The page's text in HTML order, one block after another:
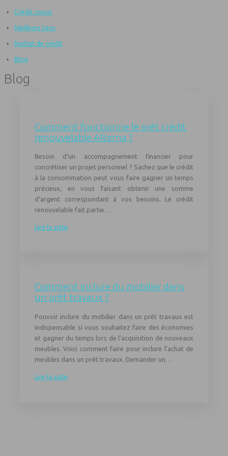
Crédit conso
Meilleurs taux
Rachat de crédit
Blog
Blog
Comment fonctionne le prêt crédit
renouvelable Alterna ?
Besoin d’un accompagnement financier pour
concrétiser un projet personnel ? Sachez que le crédit
à la consommation peut vous faire gagner un temps
précieux, en vous faisant obtenir une somme
d’argent correspondant à vos besoins. Le crédit
renouvelable fait partie…
Lire la suite
Comment inclure du mobilier dans
un prêt travaux ?
Pouvoir inclure du mobilier dans un prêt travaux est
indispensable si vous souhaitez faire des économies
et gagner du temps lors de l’acquisition de nouveaux
meubles. Voici comment faire pour inclure l’achat de
meubles dans un prêt travaux. Demander un…
Lire la suite